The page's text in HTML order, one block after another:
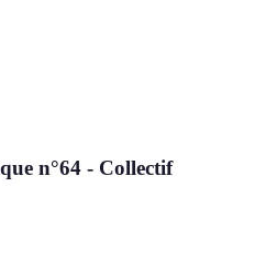
n°64 - Collectif